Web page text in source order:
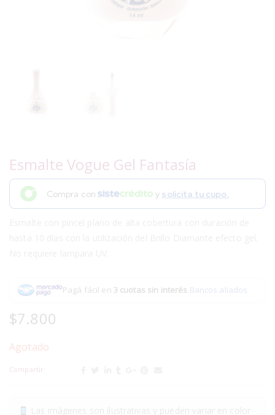
Esmalte Vogue Gel Fantasía
Compra con y solicita tu cupo.
Pagá fácil en 3 cuotas sin interés.Bancos aliados
$7.800
Agotado
Compartir: